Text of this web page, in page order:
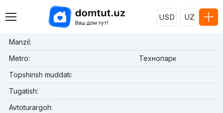
USD UZ
Manzil:
Metro:
Технопарк
Topshirish muddati:
Tugatish:
Avtoturargoh: